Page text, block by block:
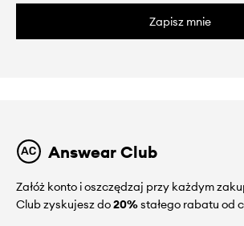
Zapisz mnie
Answear Club
Załóż konto i oszczędzaj przy każdym
Club zyskujesz do20%stałego rabatu od